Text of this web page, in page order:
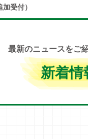
受付）
最新のニュースをご
新着情